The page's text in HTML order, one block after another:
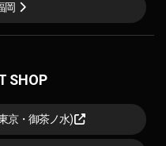
岡
SHOP
京・御茶ノ水)